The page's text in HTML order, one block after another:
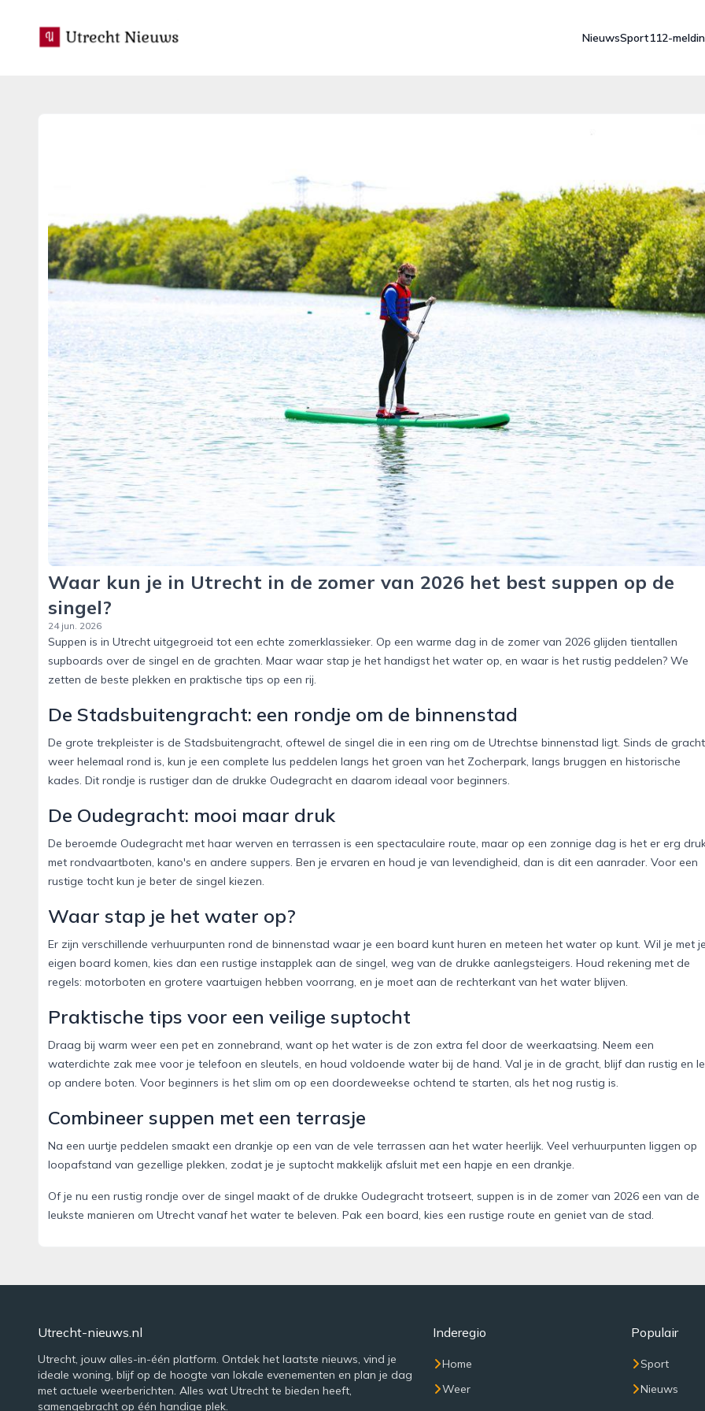
utrecht-nieuws.nl
NieuwsSport112-
Waar kun je in Utrecht in de zomer van 2026 het best suppen op de
singel?
24 jun. 2026
Suppen is in Utrecht uitgegroeid tot een echte zomerklassieker. Op een warme dag in de zomer van 2026 glijden tientallen
supboards over de singel en de grachten. Maar waar stap je het handigst het water op, en waar is het rustig peddelen? We
zetten de beste plekken en praktische tips op een rij.
De Stadsbuitengracht: een rondje om de binnenstad
De grote trekpleister is de Stadsbuitengracht, oftewel de singel die in een ring om de Utrechtse binnenstad ligt. Sinds de gracht
weer helemaal rond is, kun je een complete lus peddelen langs het groen van het Zocherpark, langs bruggen en historische
kades. Dit rondje is rustiger dan de drukke Oudegracht en daarom ideaal voor beginners.
De Oudegracht: mooi maar druk
De beroemde Oudegracht met haar werven en terrassen is een spectaculaire route, maar op een zonnige dag is het er erg
met rondvaartboten, kano's en andere suppers. Ben je ervaren en houd je van levendigheid, dan is dit een aanrader. Voor een
rustige tocht kun je beter de singel kiezen.
Waar stap je het water op?
Er zijn verschillende verhuurpunten rond de binnenstad waar je een board kunt huren en meteen het water op kunt. Wil je met
eigen board komen, kies dan een rustige instapplek aan de singel, weg van de drukke aanlegsteigers. Houd rekening met de
regels: motorboten en grotere vaartuigen hebben voorrang, en je moet aan de rechterkant van het water blijven.
Praktische tips voor een veilige suptocht
Draag bij warm weer een pet en zonnebrand, want op het water is de zon extra fel door de weerkaatsing. Neem een
waterdichte zak mee voor je telefoon en sleutels, en houd voldoende water bij de hand. Val je in de gracht, blijf dan rustig en
op andere boten. Voor beginners is het slim om op een doordeweekse ochtend te starten, als het nog rustig is.
Combineer suppen met een terrasje
Na een uurtje peddelen smaakt een drankje op een van de vele terrassen aan het water heerlijk. Veel verhuurpunten liggen op
loopafstand van gezellige plekken, zodat je je suptocht makkelijk afsluit met een hapje en een drankje.
Of je nu een rustig rondje over de singel maakt of de drukke Oudegracht trotseert, suppen is in de zomer van 2026 een van de
leukste manieren om Utrecht vanaf het water te beleven. Pak een board, kies een rustige route en geniet van de stad.
Utrecht-nieuws.nl
Utrecht, jouw alles-in-één platform. Ontdek het laatste nieuws, vind je
ideale woning, blijf op de hoogte van lokale evenementen en plan je dag
met actuele weerberichten. Alles wat Utrecht te bieden heeft,
samengebracht op één handige plek.
Inderegio
Home
Weer
Populair
Sport
Nieuws